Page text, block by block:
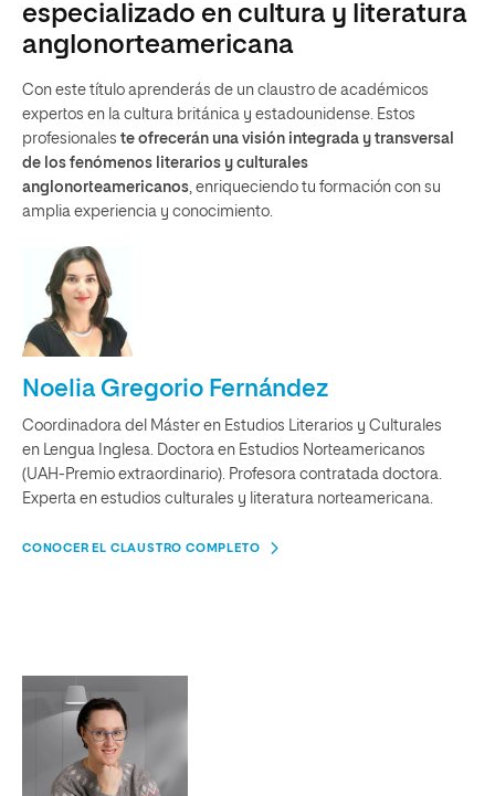
especializado en cultura y literatura
anglonorteamericana
Con este título aprenderás de un claustro de académicos
expertos en la cultura británica y estadounidense. Estos
profesionales te ofrecerán una visión integrada y transversal
de los fenómenos literarios y culturales
anglonorteamericanos, enriqueciendo tu formación con su
amplia experiencia y conocimiento.
Noelia Gregorio Fernández
Coordinadora del Máster en Estudios Literarios y Culturales
en Lengua Inglesa. Doctora en Estudios Norteamericanos
(UAH-Premio extraordinario). Profesora contratada doctora.
Experta en estudios culturales y literatura norteamericana.
CONOCER EL CLAUSTRO COMPLETO